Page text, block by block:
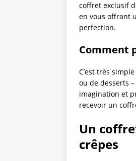
coffret exclusif
en vous offrant
perfection.
Comment
C’est très
ou de desserts
imagination et
recevoir un
Un
crêpes